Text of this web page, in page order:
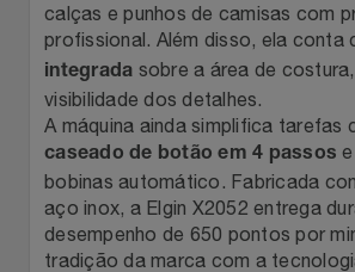
Mercado
Móveis
Natal
Notebooks E Tablet
Mormaii
Multi
Natura
Netshoes
Sams Club
Topstore
calças e punhos de camisas com
profissional. Além disso, ela conta
integrada sobre a área de
visibilidade dos detalhes.
A máquina ainda simplifica tarefas
caseado de botão em 4 passos
bobinas automático. Fabricada
aço inox, a Elgin X2052 entrega
desempenho de 650 pontos por
tradição da marca com a